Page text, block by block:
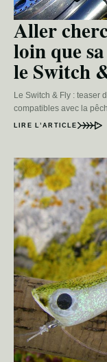
Aller
loin que
le Switch
Le Switch & Fly : teaser
compatibles avec la
LIRE L’ARTICLE